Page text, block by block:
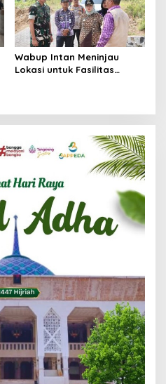
Wabup Intan Meninjau
Lokasi untuk Fasilitas